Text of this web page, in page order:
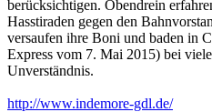
berücksichtigen. Obendrein
Hasstiraden gegen den
versaufen ihre Boni und baden in
Express vom 7. Mai 2015) bei
Unverständnis.
http://www.indemore-gdl.de/